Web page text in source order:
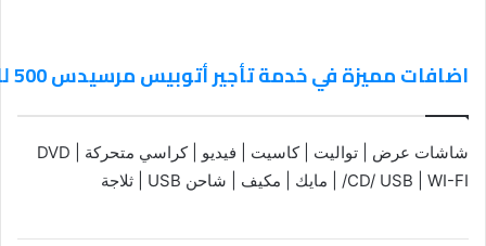
اضافات مميزة في خدمة تأجير أتوبيس مرسيدس 500 للسفر الي مطروح
شاشات عرض | تواليت | كاسيت | فيديو | كراسي متحركة | DVD
/CD/ USB | WI-FI | مايك | مكيف | شاحن USB | ثلاجة